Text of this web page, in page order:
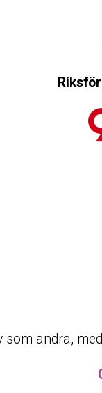
som andra,